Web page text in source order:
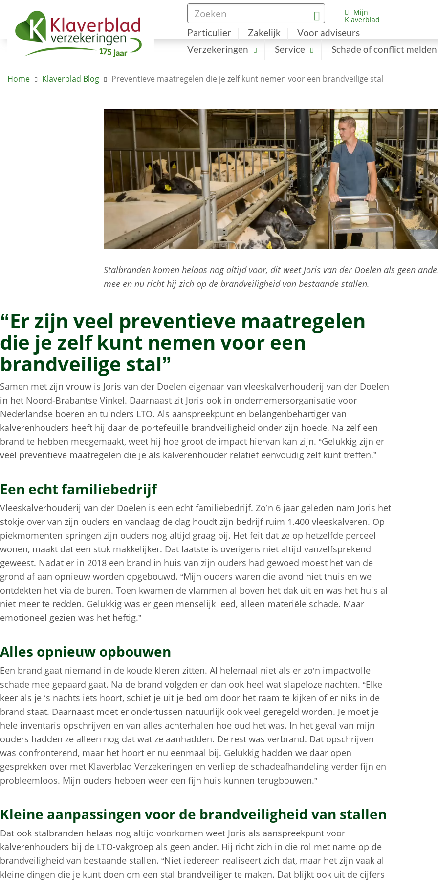
Particulier Zakelijk
Voor adviseurs
Verzekeringen
Service Schade of conflict melden
Mijn
Klaverblad
Home Klaverblad Blog Preventieve maatregelen die je zelf kunt nemen voor een brandveilige stal
Stalbranden komen helaas nog altijd voor, dit weet Joris van der Doelen als geen
mee en nu richt hij zich op de brandveiligheid van bestaande stallen.
“Er zijn veel preventieve maatregelen
die je zelf kunt nemen voor een
brandveilige stal”
Samen met zijn vrouw is Joris van der Doelen eigenaar van vleeskalverhouderij van der Doelen
in het Noord-Brabantse Vinkel. Daarnaast zit Joris ook in ondernemersorganisatie voor
Nederlandse boeren en tuinders LTO. Als aanspreekpunt en belangenbehartiger van
kalverenhouders heeft hij daar de portefeuille brandveiligheid onder zijn hoede. Na zelf een
brand te hebben meegemaakt, weet hij hoe groot de impact hiervan kan zijn. “Gelukkig zijn er
veel preventieve maatregelen die je als kalverenhouder relatief eenvoudig zelf kunt treffen.”
Een echt familiebedrijf
Vleeskalverhouderij van der Doelen is een echt familiebedrijf. Zo’n 6 jaar geleden nam Joris het
stokje over van zijn ouders en vandaag de dag houdt zijn bedrijf ruim 1.400 vleeskalveren. Op
piekmomenten springen zijn ouders nog altijd graag bij. Het feit dat ze op hetzelfde perceel
wonen, maakt dat een stuk makkelijker. Dat laatste is overigens niet altijd vanzelfsprekend
geweest. Nadat er in 2018 een brand in huis van zijn ouders had gewoed moest het van de
grond af aan opnieuw worden opgebouwd. “Mijn ouders waren die avond niet thuis en we
ontdekten het via de buren. Toen kwamen de vlammen al boven het dak uit en was het huis al
niet meer te redden. Gelukkig was er geen menselijk leed, alleen materiële schade. Maar
emotioneel gezien was het heftig.”
Alles opnieuw opbouwen
Een brand gaat niemand in de koude kleren zitten. Al helemaal niet als er zo’n impactvolle
schade mee gepaard gaat. Na de brand volgden er dan ook heel wat slapeloze nachten. “Elke
keer als je ‘s nachts iets hoort, schiet je uit je bed om door het raam te kijken of er niks in de
brand staat. Daarnaast moet er ondertussen natuurlijk ook veel geregeld worden. Je moet je
hele inventaris opschrijven en van alles achterhalen hoe oud het was. In het geval van mijn
ouders hadden ze alleen nog dat wat ze aanhadden. De rest was verbrand. Dat opschrijven
was confronterend, maar het hoort er nu eenmaal bij. Gelukkig hadden we daar open
gesprekken over met Klaverblad Verzekeringen en verliep de schadeafhandeling verder fijn en
probleemloos. Mijn ouders hebben weer een fijn huis kunnen terugbouwen.”
Kleine aanpassingen voor de brandveiligheid van stallen
Dat ook stalbranden helaas nog altijd voorkomen weet Joris als aanspreekpunt voor
kalverenhouders bij de LTO-vakgroep als geen ander. Hij richt zich in die rol met name op de
brandveiligheid van bestaande stallen. “Niet iedereen realiseert zich dat, maar het zijn vaak al
kleine dingen die je kunt doen om een stal brandveiliger te maken. Dat blijkt ook uit de cijfers